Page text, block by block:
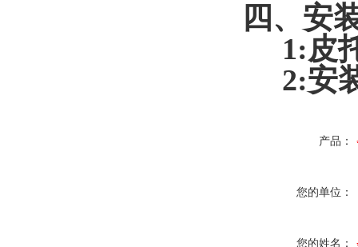
四、安
1:皮
2:安装
产品：
您的单位：
您的姓名：